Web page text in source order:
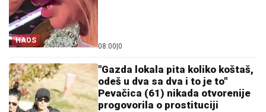
HAOS
08:00 0
"Gazda lokala pita koliko koštaš,
odeš u dva sa dva i to je to"
Pevačica (61) nikada otvorenije
progovorila o prostituciji